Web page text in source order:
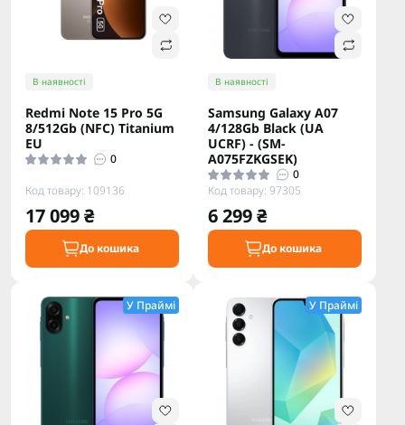
В наявності
Redmi Note 15 Pro 5G
8/512Gb (NFC) Titanium
EU
0
Код товару: 109136
17 099 ₴
До кошика
В наявності
Samsung Galaxy A07
4/128Gb Black (UA
UCRF) - (SM-
A075FZKGSEK)
0
Код товару: 97305
6 299 ₴
До кошика
У Праймі У Праймі